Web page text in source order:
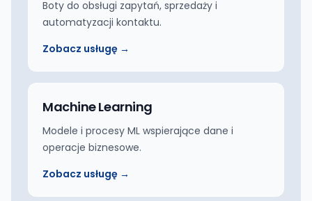
Boty do obsługi zapytań, sprzedaży i
automatyzacji kontaktu.
Zobacz usługę →
Machine Learning
Modele i procesy ML wspierające dane i
operacje biznesowe.
Zobacz usługę →